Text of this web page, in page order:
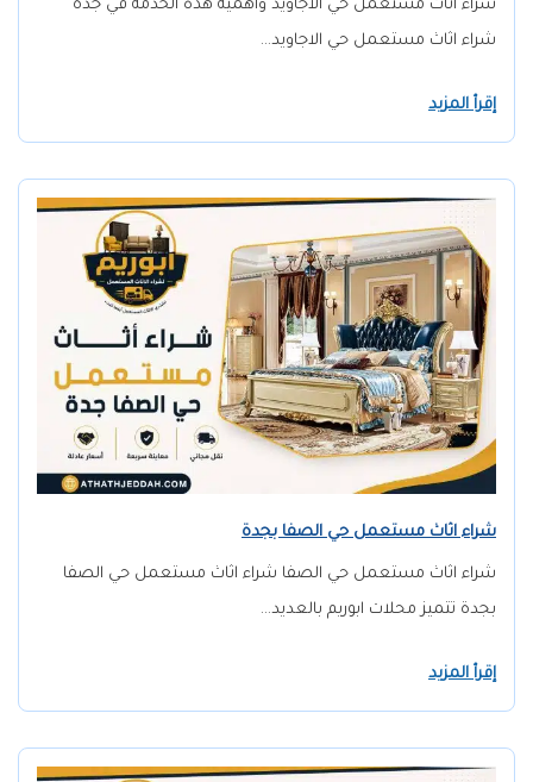
شراء اثاث مستعمل حي الاجاويد وأهمية هذه الخدمة في جدة
شراء اثاث مستعمل حي الاجاويد…
إقرأ المزيد
شراء اثاث مستعمل حي الصفا بجدة
شراء اثاث مستعمل حي الصفا شراء اثاث مستعمل حي الصفا
بجدة تتميز محلات ابوريم بالعديد…
إقرأ المزيد